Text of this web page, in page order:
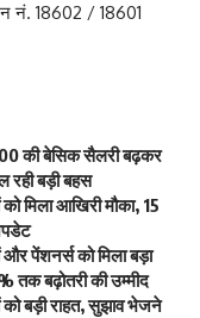
नं. 18602 / 18601
की बेसिक सैलरी बढ़कर
रही बड़ी बहस
मिला आखिरी मौका, 15
पेंशनर्स को मिला बड़ा
बढ़ोतरी की उम्मीद
बड़ी राहत, सुझाव भेजने